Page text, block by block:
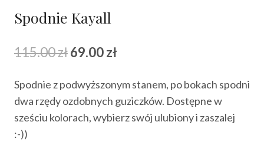
Spodnie Kayall
115.00złPierwotna
wynosiła:
115.00 zł.
69.00zł
wynosi:
69.00 zł.
Spodnie z podwyższonym stanem, po bokach spodni
dwa rzędy ozdobnych guziczków. Dostępne w
sześciu kolorach, wybierz swój ulubiony i zaszalej
:-))